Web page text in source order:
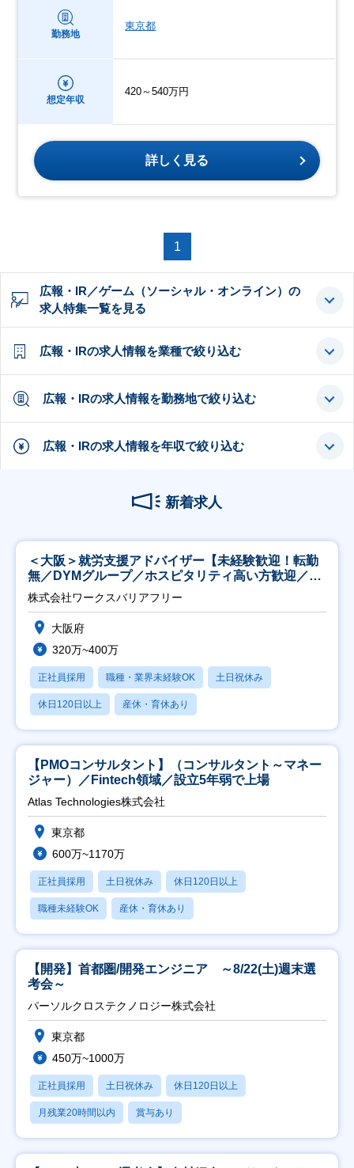
勤務地
東京都
想定年収
420～540万円
詳しく見る
1
広報・IR／ゲーム（ソーシャル・オンライン）の
求人特集一覧を見る
広報・IRの求人情報を業種で絞り込む
広報・IRの求人情報を勤務地で絞り込む
広報・IRの求人情報を年収で絞り込む
新着求人
＜大阪＞就労支援アドバイザー【未経験歓迎！転勤
無／DYMグループ／ホスピタリティ高い方歓迎／土
日祝】
株式会社ワークスバリアフリー
大阪府
320万~400万
正社員採用 職種・業界未経験OK 土日祝休み
休日120日以上 産休・育休あり
【PMOコンサルタント】（コンサルタント～マネー
ジャー）／Fintech領域／設立5年弱で上場
Atlas Technologies株式会社
東京都
600万~1170万
正社員採用 土日祝休み 休日120日以上
職種未経験OK 産休・育休あり
【開発】首都圏/開発エンジニア ～8/22(土)週末選
考会～
パーソルクロステクノロジー株式会社
東京都
450万~1000万
正社員採用 土日祝休み 休日120日以上
月残業20時間以内 賞与あり